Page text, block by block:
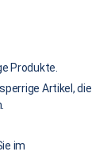
Produkte.
Artikel, die
im